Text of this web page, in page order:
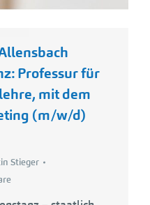
Professur für
mit dem
(m/w/d)
Stieger